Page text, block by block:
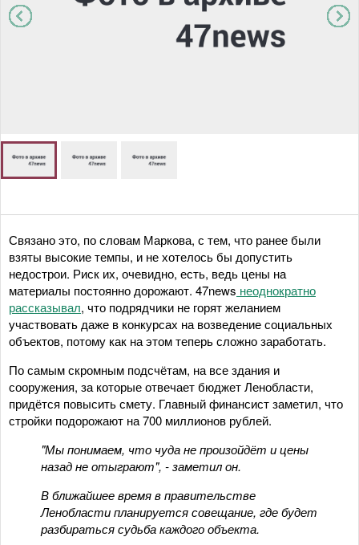
Связано это, по словам Маркова, с тем, что ранее были
взяты высокие темпы, и не хотелось бы допустить
недострои. Риск их, очевидно, есть, ведь цены на
материалы постоянно дорожают. 47news неоднократно
рассказывал, что подрядчики не горят желанием
участвовать даже в конкурсах на возведение социальных
объектов, потому как на этом теперь сложно заработать.
По самым скромным подсчётам, на все здания и
сооружения, за которые отвечает бюджет Ленобласти,
придётся повысить смету. Главный финансист заметил, что
стройки подорожают на 700 миллионов рублей.
"Мы понимаем, что чуда не произойдёт и цены
назад не отыграют", - заметил он.
В ближайшее время в правительстве
Ленобласти планируется совещание, где будет
разбираться судьба каждого объекта.